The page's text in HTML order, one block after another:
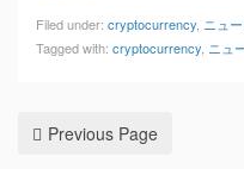
Filed under: cryptocurrency ニュ
Tagged with: cryptocurrency ニュ
Previous Page